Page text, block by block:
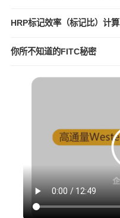
HRP标记效率（标记比）计算
你所不知道的FITC秘密